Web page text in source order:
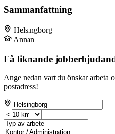
Sammanfattning
Helsingborg
Annan
Få liknande
Ange nedan vart du önskar arbeta
postadress!